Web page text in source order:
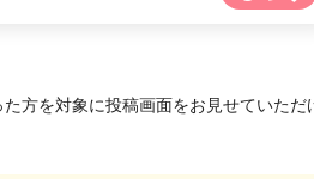
方を対象に投稿画面をお見せていただ